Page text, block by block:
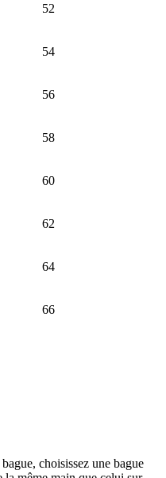
52
54
56
58
60
62
64
66
choisissez une bague